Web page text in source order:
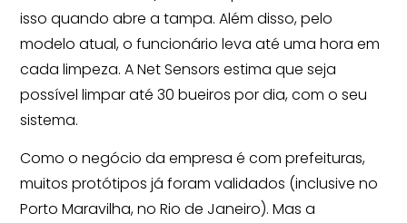
isso quando abre a tampa. Além disso, pelo
modelo atual, o funcionário leva até uma hora em
cada limpeza. A Net Sensors estima que seja
possível limpar até 30 bueiros por dia, com o seu
sistema.
Como o negócio da empresa é com prefeituras,
muitos protótipos já foram validados (inclusive no
Porto Maravilha, no Rio de Janeiro). Mas a